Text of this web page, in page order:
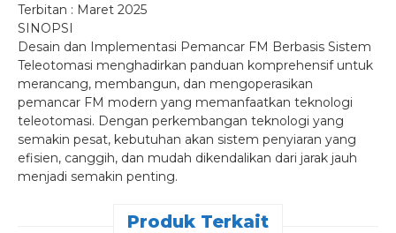
Terbitan : Maret 2025
SINOPSI
Desain dan Implementasi Pemancar FM Berbasis Sistem
Teleotomasi menghadirkan panduan komprehensif untuk
merancang, membangun, dan mengoperasikan
pemancar FM modern yang memanfaatkan teknologi
teleotomasi. Dengan perkembangan teknologi yang
semakin pesat, kebutuhan akan sistem penyiaran yang
efisien, canggih, dan mudah dikendalikan dari jarak jauh
menjadi semakin penting.
Produk Terkait